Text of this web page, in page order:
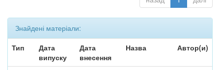
Знайдені матеріали:
Тип
Дата
випуску
Дата
внесення
Назва Автор(и)